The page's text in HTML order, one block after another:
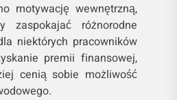
motywację wewnętrzną,
różnorodne
niektórych pracowników
premii finansowej,
cenią sobie możliwość